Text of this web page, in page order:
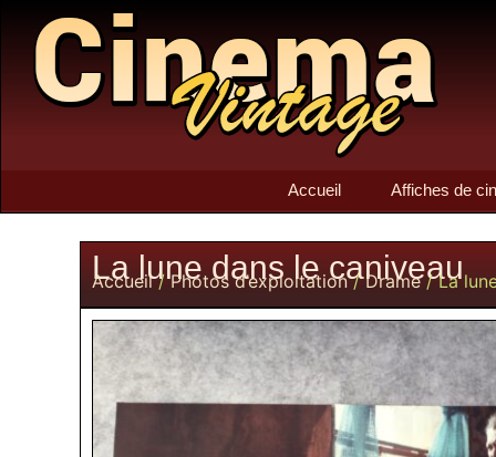
Accueil Affiches de
La lune dans le caniveau
Accueil/Photos d’exploitation/Drame/ La